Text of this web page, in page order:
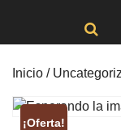
Inicio /
¡Oferta!